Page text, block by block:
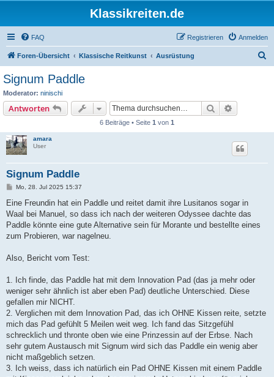
Klassikreiten.de
FAQ Anmelden
Registrieren
Foren-Übersicht Klassische Reitkunst Ausrüstung
Signum Paddle
Moderator: ninischi
Antworten Suche
6 Beiträge • Seite 1 von 1
amara
User
Signum Paddle
B
i
r
a
Mo, 28. Jul 2025 15:37
Eine Freundin hat ein Paddle und reitet damit ihre Lusitanos sogar in
Waal bei Manuel, so dass ich nach der weiteren Odyssee dachte das
Paddle könnte eine gute Alternative sein für Morante und bestellte eines
zum Probieren, war nagelneu.
Also, Bericht vom Test:
1. Ich finde, das Paddle hat mit dem Innovation Pad (das ja mehr oder
weniger sehr ähnlich ist aber eben Pad) deutliche Unterschied. Diese
gefallen mir NICHT.
2. Verglichen mit dem Innovation Pad, das ich OHNE Kissen reite, setzte
mich das Pad gefühlt 5 Meilen weit weg. Ich fand das Sitzgefühl
schrecklich und thronte oben wie eine Prinzessin auf der Erbse. Nach
sehr gutem Austausch mit Signum wird sich das Paddle ein wenig aber
nicht maßgeblich setzen.
3. Ich weiss, dass ich natürlich ein Pad OHNE Kissen mit einem Paddle